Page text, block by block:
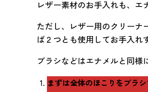
レザー素材のお手入れも、エ
ただし、レザー用のクリーナ
ば２つとも使用してお手入れ
ブラシなどはエナメルと同様
まずは全体のほこりをブラ